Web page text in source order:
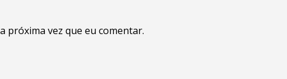
próxima vez que eu comentar.